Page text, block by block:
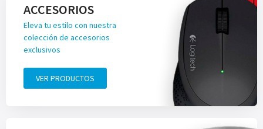
ACCESORIOS
Eleva tu estilo con nuestra
colección de accesorios
exclusivos
VER PRODUCTOS